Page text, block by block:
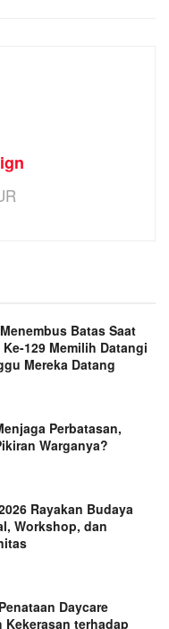
Batas Saat
129 Memilih Datangi
Mereka Datang
Perbatasan,
Warganya?
Rayakan Budaya
Workshop, dan
Daycare
terhadap